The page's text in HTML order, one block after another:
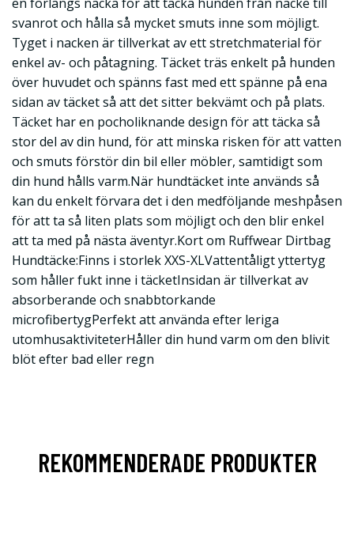
svanrot och hålla så mycket smuts inne som möjligt.
Tyget i nacken är tillverkat av ett stretchmaterial för
enkel av- och påtagning. Täcket träs enkelt på hunden
över huvudet och spänns fast med ett spänne på ena
sidan av täcket så att det sitter bekvämt och på plats.
Täcket har en pocholiknande design för att täcka så
stor del av din hund, för att minska risken för att vatten
och smuts förstör din bil eller möbler, samtidigt som
din hund hålls varm.När hundtäcket inte används så
kan du enkelt förvara det i den medföljande meshpåsen
för att ta så liten plats som möjligt och den blir enkel
att ta med på nästa äventyr.Kort om Ruffwear Dirtbag
Hundtäcke:Finns i storlek XXS-XLVattentåligt yttertyg
som håller fukt inne i täcketInsidan är tillverkat av
absorberande och snabbtorkande
microfibertygPerfekt att använda efter leriga
utomhusaktiviteterHåller din hund varm om den blivit
blöt efter bad eller regn
REKOMMENDERADE PRODUKTER